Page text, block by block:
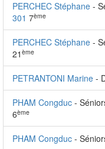
PERCHEC Stéphane -
301 7ème
PERCHEC Stéphane -
21 ème
PETRANTONI Marine -
PHAM Congduc -
6ème
PHAM Congduc -